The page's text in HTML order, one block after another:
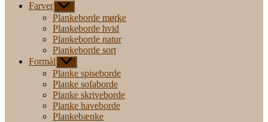
Farver Vis
undermenu
Plankeborde mørke
Plankeborde hvid
Plankeborde natur
Plankeborde sort
Formål Vis
undermenu
Planke spiseborde
Planke sofaborde
Planke skriveborde
Planke haveborde
Plankebænke